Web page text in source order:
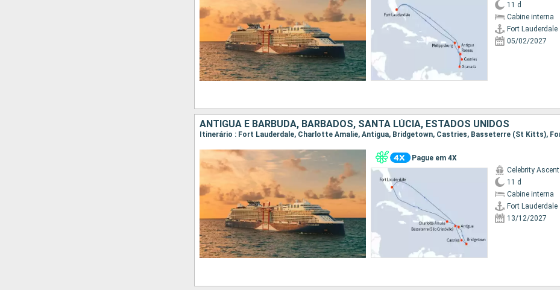
11 d
Cabine interna
Fort Lauderdale
05/02/2027
ANTÍGUA E BARBUDA, BARBADOS, SANTA LÚCIA, ESTADOS UNIDOS
Pague em 4X
Celebrity Ascent
11 d
Cabine interna
Fort Lauderdale
13/12/2027